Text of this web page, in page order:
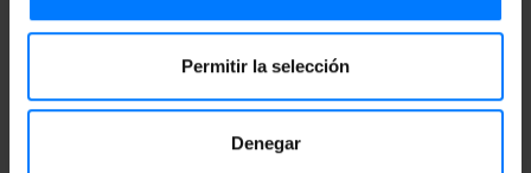
Permitir la selección
Denegar
Peso lordo: 37 g
Dimensioni del prodotto (larghezza x
profondità x altezza): 10.5 x 10.0 x 1.5 cm
Numero di pacchi: 1
Dimensioni del pacchi: 22.0 x 12.5 x 0.5 cm